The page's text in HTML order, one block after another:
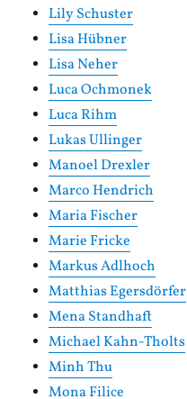
Lily Schuster
Lisa Hübner
Lisa Neher
Luca Ochmonek
Luca Rihm
Lukas Ullinger
Manoel Drexler
Marco Hendrich
Maria Fischer
Marie Fricke
Markus Adlhoch
Matthias Egersdörfer
Mena Standhaft
Michael Kahn-Tholts
Minh Thu
Mona Filice